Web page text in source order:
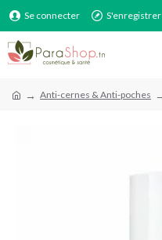
Se connecter S'enregistrer
Anti-cernes & Anti-poches